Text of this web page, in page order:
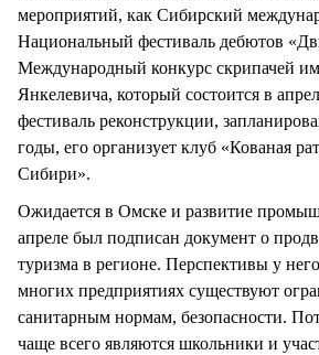
мероприятий, как Сибирский
Национальный фестиваль дебютов
Международный конкурс скрипачей
Янкелевича, который состоится в
фестиваль реконструкции,
годы, его организует клуб «Кованая
Сибири».
Ожидается в Омске и развитие
апреле был подписан документ о
туризма в регионе. Перспективы у
многих предприятиях существуют
санитарным нормам, безопасности.
чаще всего являются школьники и